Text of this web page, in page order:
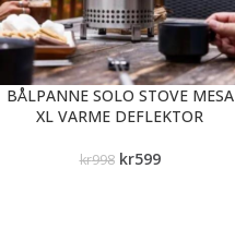
BÅLPANNE SOLO STOVE MESA
XL VARME DEFLEKTOR
kr998 kr599